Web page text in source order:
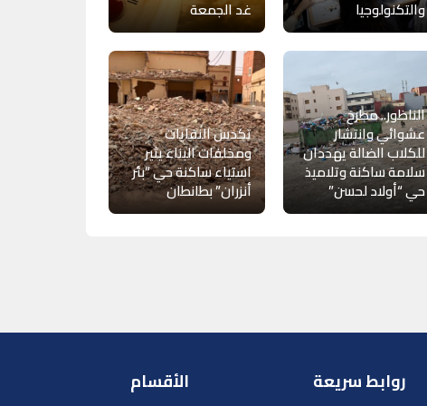
والتكنولوجيا غد الجمعة
الناظور.. مطرح
عشوائي وانتشار
للكلاب الضالة يهددان
سلامة ساكنة وتلاميذ
حي “أولاد لحسن”
تكدس النفايات
ومخلفات البناء يثير
استياء ساكنة حي “بئر
أنزران” بطانطان
روابط سريعة الأقسام